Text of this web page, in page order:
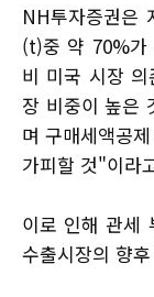
NH투자증권은
(t)중 약 70%가
비 미국 시장
장 비중이 높은
며 구매세액공
가피할 것"이라
이로 인해 관세
수출시장의 향